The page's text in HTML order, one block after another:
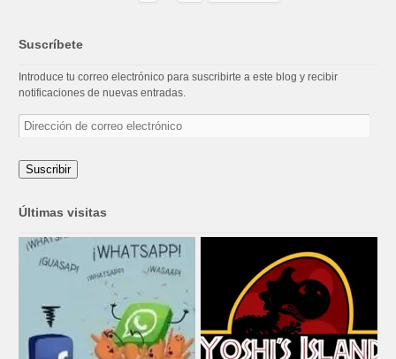
Suscríbete
Introduce tu correo electrónico para suscribirte a este blog y recibir
notificaciones de nuevas entradas.
Dirección
de
electrónico
Suscribir
Últimas visitas